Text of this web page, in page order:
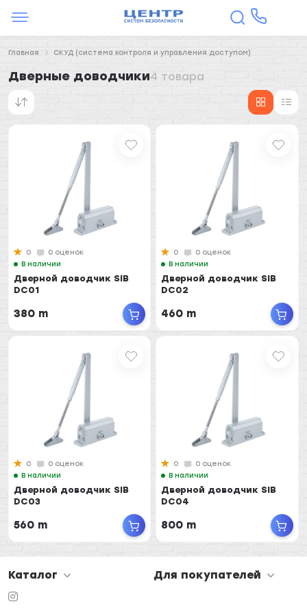
Главная СКУД (система контроля и управления доступом)
Дверные доводчики4 товара
0
0 оценок
В наличии
Дверной доводчик SIB
DC01
380 m
0
0 оценок
В наличии
Дверной доводчик SIB
DC02
460 m
0
0 оценок
В наличии
Дверной доводчик SIB
DC03
560 m
0
0 оценок
В наличии
Дверной доводчик SIB
DC04
800 m
Каталог Для покупателей